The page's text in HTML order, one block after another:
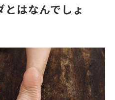
はなんでしょ